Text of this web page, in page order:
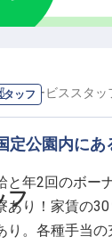
タッフ
フ
のサービススタッ
定公園内に
と年2回のボー
あり！家賃の
り。各種手当